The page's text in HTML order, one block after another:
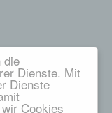
die
Dienste. Mit
Dienste
Cookies